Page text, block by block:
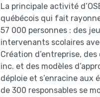
La principale activité
québécois qui fait
57 000 personnes : des
intervenants scolaires
Création d’entreprise,
inc. et des modèles
déploie et s’enracine aux
de 300 responsables se